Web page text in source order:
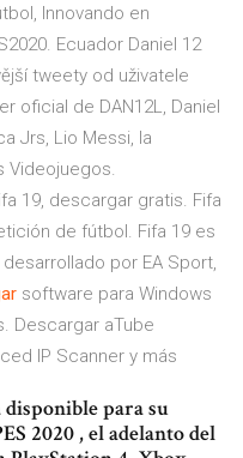
Innovando en
Ecuador Daniel 12
tweety od uživatele
oficial de DAN12L, Daniel
Jrs, Lio Messi, la
Videojuegos.
19, descargar gratis. Fifa
de fútbol. Fifa 19 es
por EA Sport,
software para Windows
Descargar aTube
IP Scanner y más
disponible para su
2020 , el adelanto del